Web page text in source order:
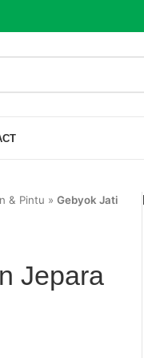
& Pintu » Gebyok Jati
Jepara